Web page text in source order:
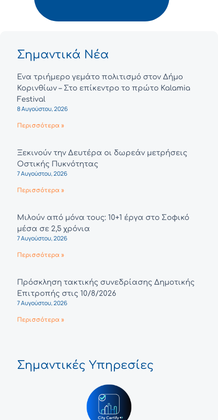
Σημαντικά Νέα
Ένα τριήμερο γεμάτο πολιτισμό στον Δήμο
Κορινθίων – Στο επίκεντρο το πρώτο Kalamia
Festival
8 Αυγούστου, 2026
Περισσότερα »
Ξεκινούν την Δευτέρα οι δωρεάν μετρήσεις
Οστικής Πυκνότητας
7 Αυγούστου, 2026
Περισσότερα »
Μιλούν από μόνα τους: 10+1 έργα στο Σοφικό
μέσα σε 2,5 χρόνια
7 Αυγούστου, 2026
Περισσότερα »
Πρόσκληση τακτικής συνεδρίασης Δημοτικής
Επιτροπής στις 10/8/2026
7 Αυγούστου, 2026
Περισσότερα »
Σημαντικές Υπηρεσίες